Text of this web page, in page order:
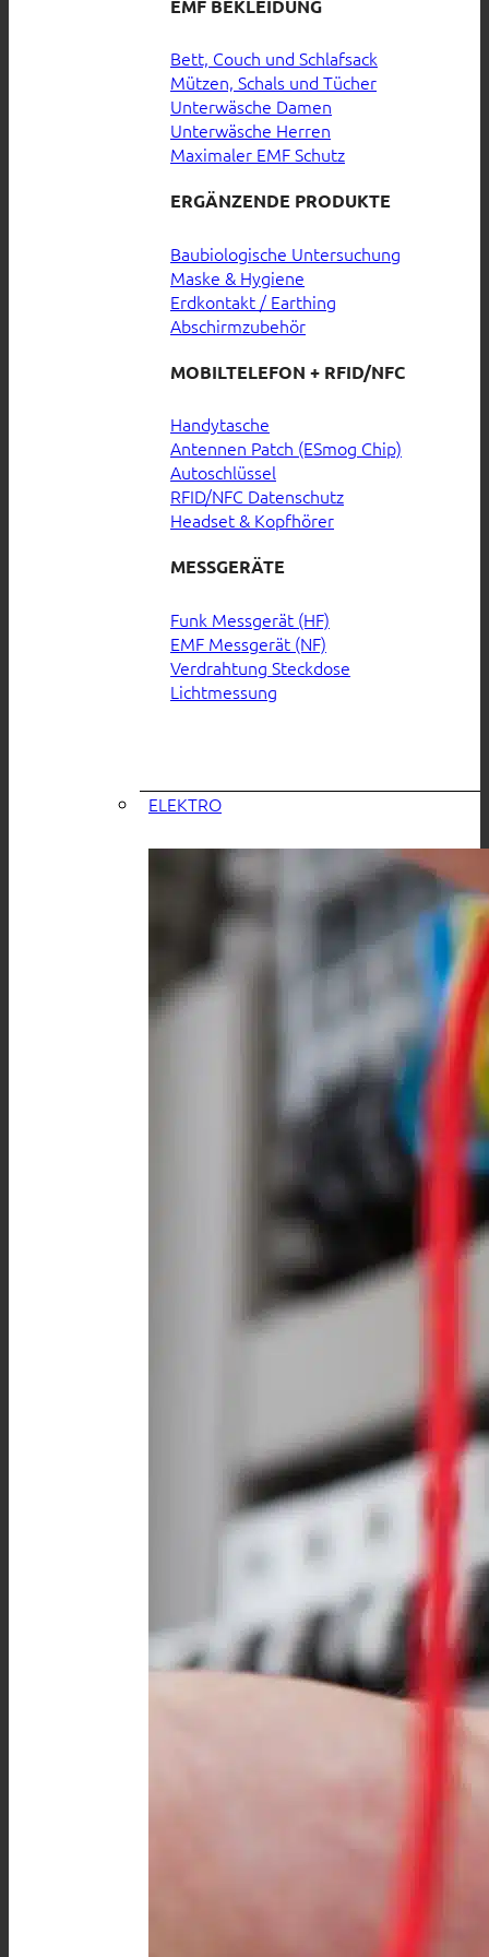
EMF BEKLEIDUNG
Bett, Couch und Schlafsack
Mützen, Schals und Tücher
Unterwäsche Damen
Unterwäsche Herren
Maximaler EMF Schutz
ERGÄNZENDE PRODUKTE
Baubiologische Untersuchung
Maske & Hygiene
Erdkontakt / Earthing
Abschirmzubehör
MOBILTELEFON + RFID/NFC
Handytasche
Antennen Patch (ESmog Chip)
Autoschlüssel
RFID/NFC Datenschutz
Headset & Kopfhörer
MESSGERÄTE
Funk Messgerät (HF)
EMF Messgerät (NF)
Verdrahtung Steckdose
Lichtmessung
ELEKTRO